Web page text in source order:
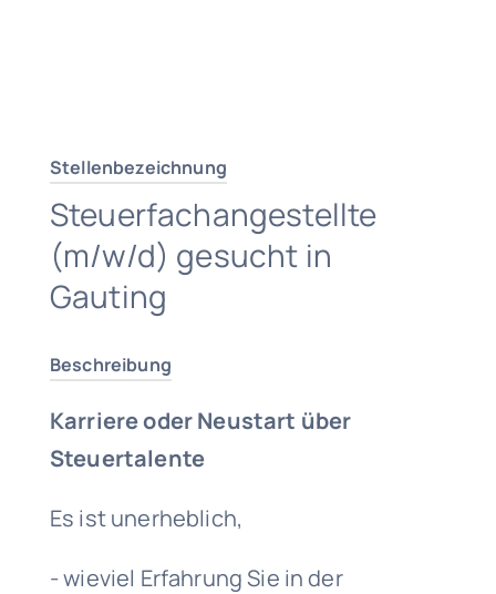
Stellenbezeichnung
Steuerfachangestellte
(m/w/d) gesucht in
Gauting
Beschreibung
Karriere oder Neustart über
Steuertalente
Es ist unerheblich,
- wieviel Erfahrung Sie in der